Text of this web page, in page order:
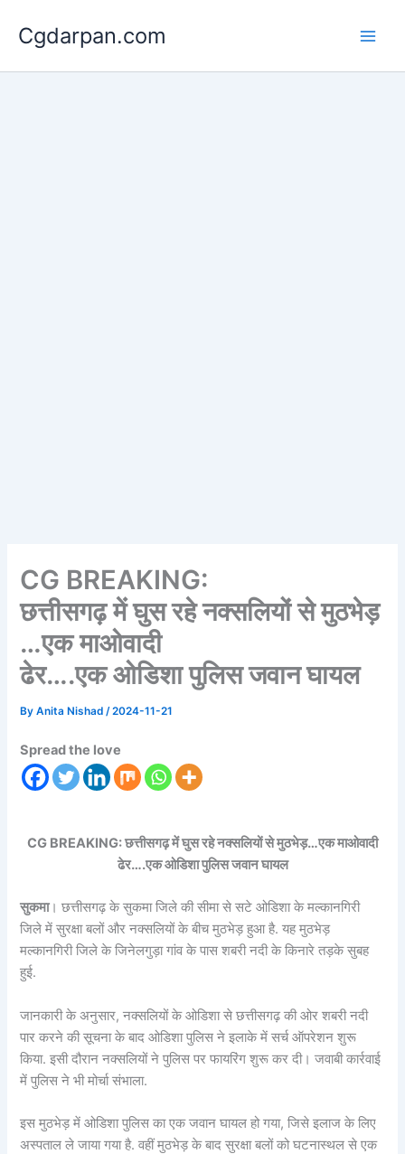
content
Cgdarpan.com
CG BREAKING:
छत्तीसगढ़ में घुस रहे नक्सलियों से मुठभेड़
…एक माओवादी
ढेर….एक ओडिशा पुलिस जवान घायल
ByAnita Nishad/2024-11-21
Spread the love
CG BREAKING: छत्तीसगढ़ में घुस रहे नक्सलियों से मुठभेड़…एक माओवादी
ढेर….एक ओडिशा पुलिस जवान घायल
सुकमा। छत्तीसगढ़ के सुकमा जिले की सीमा से सटे ओडिशा के मल्कानगिरी
जिले में सुरक्षा बलों और नक्सलियों के बीच मुठभेड़ हुआ है. यह मुठभेड़
मल्कानगिरी जिले के जिनेलगुड़ा गांव के पास शबरी नदी के किनारे तड़के सुबह
हुई.
जानकारी के अनुसार, नक्सलियों के ओडिशा से छत्तीसगढ़ की ओर शबरी नदी
पार करने की सूचना के बाद ओडिशा पुलिस ने इलाके में सर्च ऑपरेशन शुरू
किया. इसी दौरान नक्सलियों ने पुलिस पर फायरिंग शुरू कर दी। जवाबी कार्रवाई
में पुलिस ने भी मोर्चा संभाला.
इस मुठभेड़ में ओडिशा पुलिस का एक जवान घायल हो गया, जिसे इलाज के लिए
अस्पताल ले जाया गया है. वहीं मुठभेड़ के बाद सुरक्षा बलों को घटनास्थल से एक